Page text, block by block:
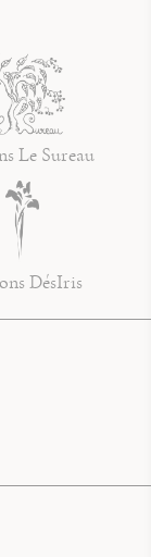
Le Sureau
DésIris